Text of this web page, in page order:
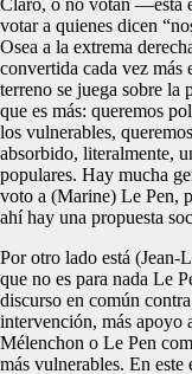
votar a quienes dicen
Osea a la extrema
convertida cada vez más
terreno se juega sobre la
que es más: queremos
los vulnerables,
absorbido, literalmente,
populares. Hay mucha
voto a (Marine) Le Pen,
ahí hay una propuesta
Por otro lado está (Jean-
que no es para nada Le
discurso en común
intervención, más apoyo
Mélenchon o Le Pen
más vulnerables. En